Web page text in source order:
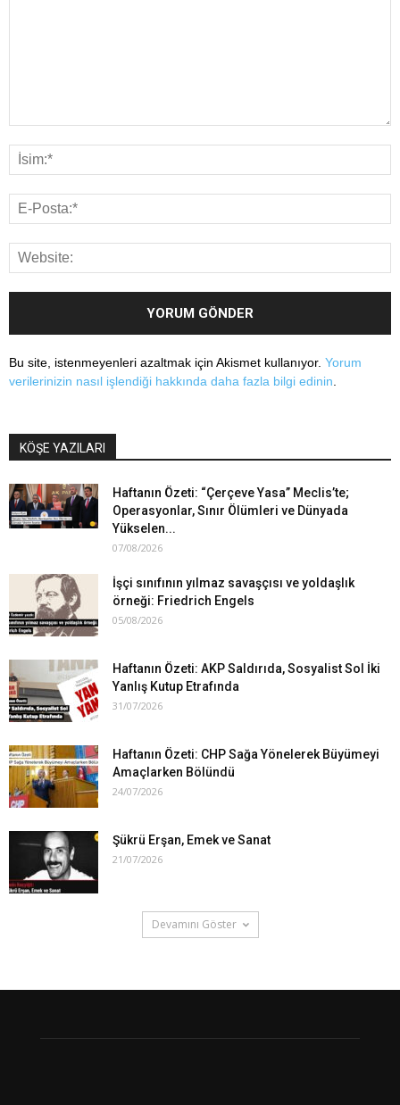
Bu site, istenmeyenleri azaltmak için Akismet kullanıyor. Yorum
verilerinizin nasıl işlendiği hakkında daha fazla bilgi edinin
KÖŞE YAZILARI
Haftanın Özeti: “Çerçeve Yasa” Meclis’te;
Operasyonlar, Sınır Ölümleri ve Dünyada
Yükselen...
07/08/2026
İşçi sınıfının yılmaz savaşçısı ve yoldaşlık
örneği: Friedrich Engels
05/08/2026
Haftanın Özeti: AKP Saldırıda, Sosyalist Sol İki
Yanlış Kutup Etrafında
31/07/2026
Haftanın Özeti: CHP Sağa Yönelerek Büyümeyi
Amaçlarken Bölündü
24/07/2026
Şükrü Erşan, Emek ve Sanat
21/07/2026
Devamını Göster